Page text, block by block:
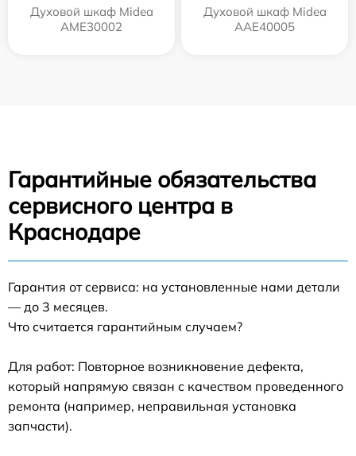
Духовой шкаф Midea
AME30002
Духовой шкаф Midea
AAE40005
Гарантийные обязательства
сервисного центра в
Краснодаре
Гарантия от сервиса: на установленные нами детали
— до 3 месяцев.
Что считается гарантийным случаем?
Для работ: Повторное возникновение дефекта,
который напрямую связан с качеством проведенного
ремонта (например, неправильная установка
запчасти).